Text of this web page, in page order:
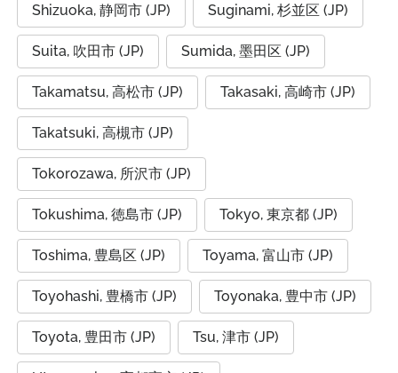
Shizuoka, 静岡市 (JP) Suginami, 杉並区 (JP)
Suita, 吹田市 (JP) Sumida, 墨田区 (JP)
Takamatsu, 高松市 (JP) Takasaki, 高崎市 (JP)
Takatsuki, 高槻市 (JP)
Tokorozawa, 所沢市 (JP)
Tokushima, 徳島市 (JP) Tokyo, 東京都 (JP)
Toshima, 豊島区 (JP) Toyama, 富山市 (JP)
Toyohashi, 豊橋市 (JP) Toyonaka, 豊中市 (JP)
Toyota, 豊田市 (JP) Tsu, 津市 (JP)